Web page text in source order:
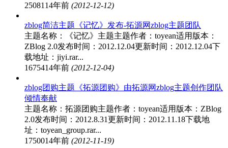
25081 14年前 (2012-12-12)
zblog简洁主题《记忆》发布-拓源网zblog主题团队
主题名称：《记忆》主题主题作者：toyean适用版本：
ZBlog 2.0发布时间：2012.12.04更新时间：2012.12.04下
载地址：jiyi.rar...
1675414年前 (2012-12-04)
zblog团购主题《拓源团购》由拓源网zblog主题创作团队
倾情奉献
主题名称：拓源团购主题作者：toyean适用版本：ZBlog
2.0发布时间：2012.8.31更新时间：2012.11.18下载地
址：toyean_group.rar...
1750014年前 (2012-11-19)